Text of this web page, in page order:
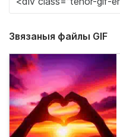
Звязаныя файлы GIF